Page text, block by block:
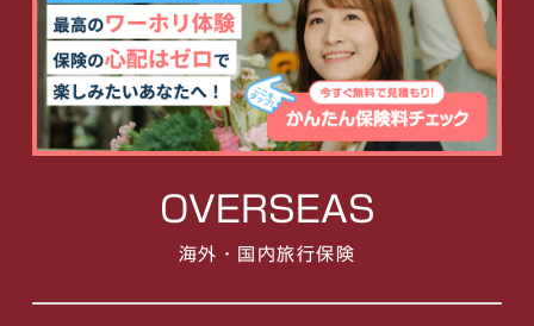
OVERSEAS
海外・国内旅行保険